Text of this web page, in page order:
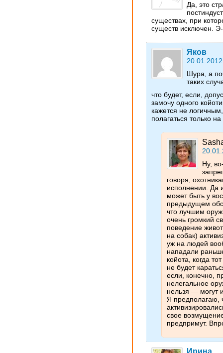
Да, это
существах, при
существ исключен.
Яков
Шура, а
таких
что будет, если,
замочу одного
кажется не
полагаться только
Ну,
говоря,
исполнении. Да
может быть у
предыдущем
что лучшим
очень громкий
поведение
на собак)
уж на людей
нападали
койота, когда
не будет
если, конечно,
нелегальное
нельзя — могут
Я предполагаю,
свое
предпримут.